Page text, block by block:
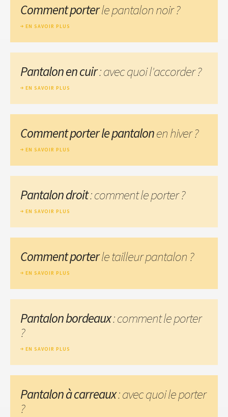
Comment porterle pantalon noir ?
EN SAVOIR PLUS
Pantalon en cuir: avec quoi l'accorder ?
EN SAVOIR PLUS
Comment porter le pantalonen hiver ?
EN SAVOIR PLUS
Pantalon droit: comment le porter ?
EN SAVOIR PLUS
Comment porterle tailleur pantalon ?
EN SAVOIR PLUS
Pantalon bordeaux: comment le porter
?
EN SAVOIR PLUS
Pantalon à carreaux: avec quoi le porter
?